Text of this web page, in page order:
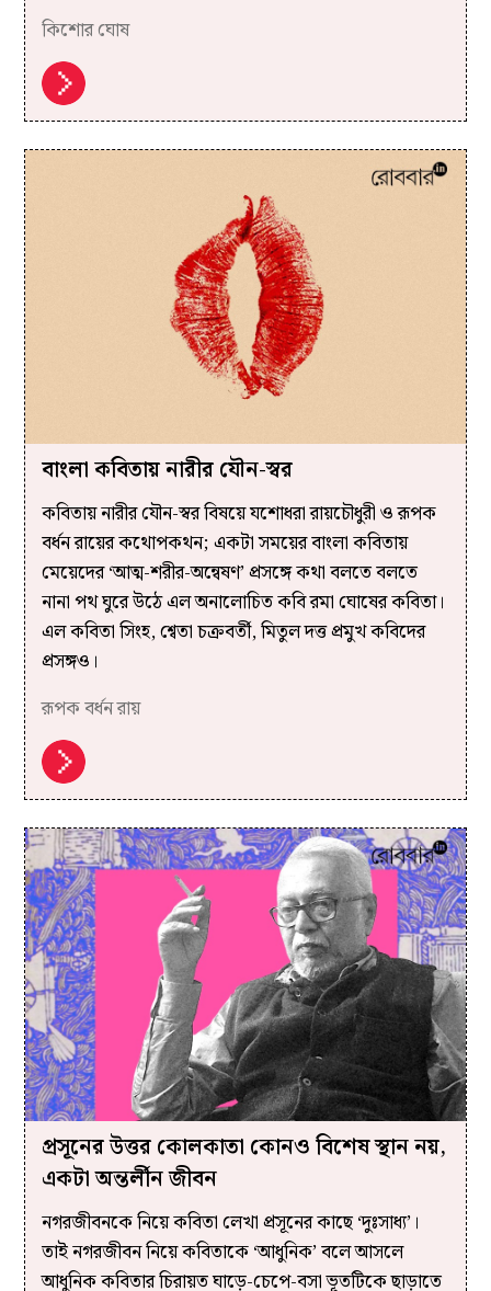
কিশোর ঘোষ
বাংলা কবিতায় নারীর যৌন-স্বর
কবিতায় নারীর যৌন-স্বর বিষয়ে যশোধরা রায়চৌধুরী ও রূপক
বর্ধন রায়ের কথোপকথন; একটা সময়ের বাংলা কবিতায়
মেয়েদের ‘আত্ম-শরীর-অন্বেষণ’ প্রসঙ্গে কথা বলতে বলতে
নানা পথ ঘুরে উঠে এল অনালোচিত কবি রমা ঘোষের কবিতা।
এল কবিতা সিংহ, শ্বেতা চক্রবর্তী, মিতুল দত্ত প্রমুখ কবিদের
প্রসঙ্গও।
রূপক বর্ধন রায়
প্রসূনের উত্তর কোলকাতা কোনও বিশেষ স্থান নয়,
একটা অন্তর্লীন জীবন
নগরজীবনকে নিয়ে কবিতা লেখা প্রসূনের কাছে ‘দুঃসাধ্য’।
তাই নগরজীবন নিয়ে কবিতাকে ‘আধুনিক’ বলে আসলে
আধুনিক কবিতার চিরায়ত ঘাড়ে-চেপে-বসা ভূতটিকে ছাড়াতে